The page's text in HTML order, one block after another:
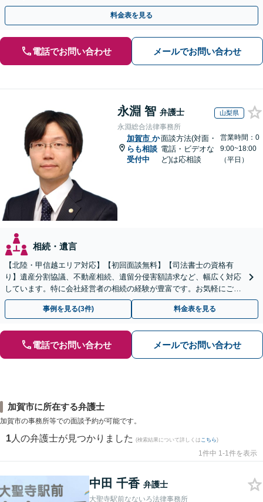
料金表を見る
電話でお問い合わせ メールでお問い合わせ
永淵 智 弁護士 山梨県
永淵総合法律事務所
加賀市 か
らも相談
受付中
面談方法(対面・
電話・ビデオな
ど)は応相談
営業時間：0
9:00~18:00
（平日）
相続・遺言
【北陸・甲信越エリア対応】【初回面談無料】【司法書士の資格有
り】遺産分割協議、不動産相続、遺留分侵害額請求など、幅広く対応
しています。特に会社経営者の相続の経験が豊富です。お気軽にご相
談ください。【休日・夜間面談可】【オンライン面談可】
事例を見る(3件) 料金表を見る
電話でお問い合わせ メールでお問い合わせ
加賀市に所在する弁護士
加賀市の事務所等での面談予約が可能です。
1 人の弁護士が見つかりました (検索結果について詳しくは こちら)
1件中 1-1件を表示
中田 千香 弁護士
大聖寺駅前なないろ法律事務所